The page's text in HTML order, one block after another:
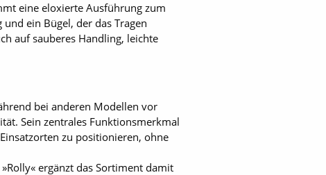
eine eloxierte Ausführung zum
ein Bügel, der das Tragen
auf sauberes Handling, leichte
bei anderen Modellen vor
Sein zentrales Funktionsmerkmal
zu positionieren, ohne
ergänzt das Sortiment damit